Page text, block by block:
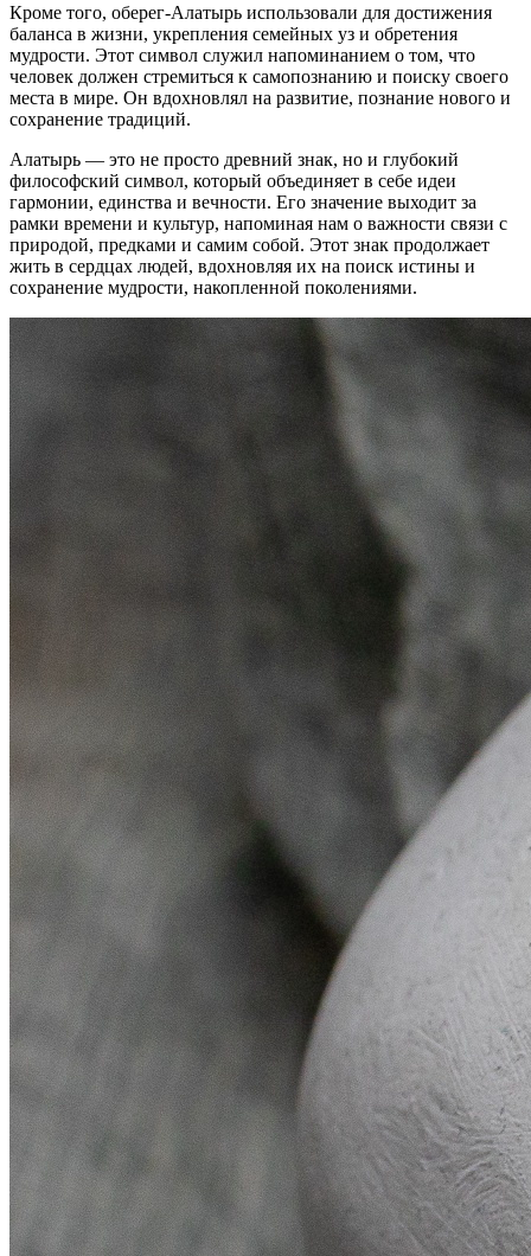
Кроме того, оберег-Алатырь использовали для достижения
баланса в жизни, укрепления семейных уз и обретения
мудрости. Этот символ служил напоминанием о том, что
человек должен стремиться к самопознанию и поиску своего
места в мире. Он вдохновлял на развитие, познание нового и
сохранение традиций.
Алатырь — это не просто древний знак, но и глубокий
философский символ, который объединяет в себе идеи
гармонии, единства и вечности. Его значение выходит за
рамки времени и культур, напоминая нам о важности связи с
природой, предками и самим собой. Этот знак продолжает
жить в сердцах людей, вдохновляя их на поиск истины и
сохранение мудрости, накопленной поколениями.